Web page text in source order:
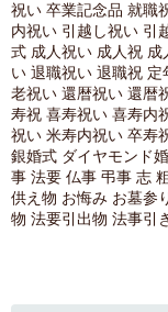
祝い 卒業記念品 就職
内祝い 引越し祝い 引
式 成人祝い 成人祝
い 退職祝い 退職祝
老祝い 還暦祝い 還暦
寿祝 喜寿祝い 喜寿内
祝い 米寿内祝い 卒寿
銀婚式 ダイヤモンド
事 法要 仏事 弔事 志
供え物 お悔み お墓参
物 法要引出物 法事引